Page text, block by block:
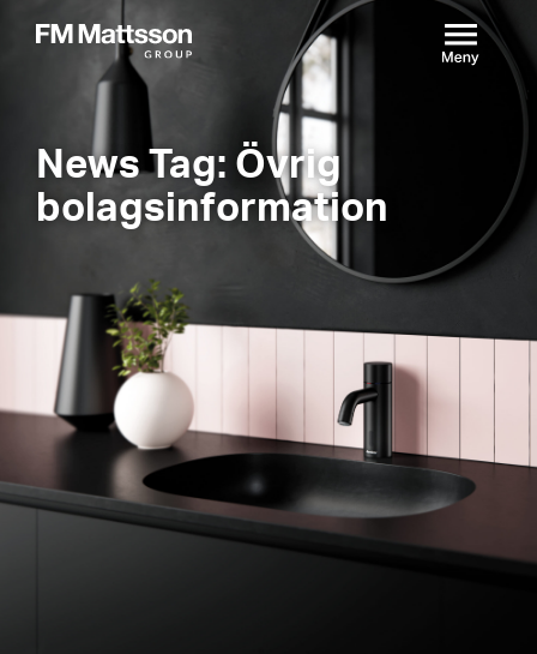
News Tag: Övrig
bolagsinformation